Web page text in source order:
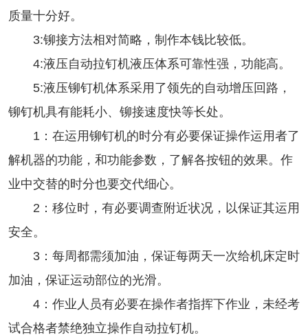
质量十分好。
3:铆接方法相对简略，制作本钱比较低。
4:液压自动拉钉机液压体系可靠性强，功能高。
5:液压铆钉机体系采用了领先的自动增压回路，
铆钉机具有能耗小、铆接速度快等长处。
1：在运用铆钉机的时分有必要保证操作运用者了
解机器的功能，和功能参数，了解各按钮的效果。作
业中交替的时分也要交代细心。
2：移位时，有必要调查附近状况，以保证其运用
安全。
3：每周都需须加油，保证每两天一次给机床定时
加油，保证运动部位的光滑。
4：作业人员有必要在操作者指挥下作业，未经考
试合格者禁绝独立操作自动拉钉机。